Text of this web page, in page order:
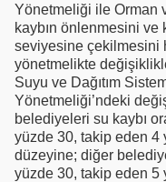
Yönetmeliği ile Orman
kaybın önlenmesini ve
seviyesine çekilmesini
yönetmelikte
Suyu ve Dağıtım
Yönetmeliği’ndeki
belediyeleri su kaybı
yüzde 30, takip eden 4
düzeyine; diğer
yüzde 30, takip eden 5